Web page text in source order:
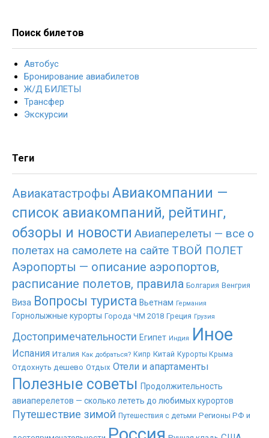
Поиск билетов
Автобус
Бронирование авиабилетов
Ж/Д БИЛЕТЫ
Трансфер
Экскурсии
Теги
Авиакатастрофы Авиакомпании —
список авиакомпаний, рейтинг,
обзоры и новости Авиаперелеты — все о
полетах на самолете на сайте ТВОЙ ПОЛЕТ
Аэропорты — описание аэропортов,
расписание полетов, правила Болгария Венгрия
Виза Вопросы туриста Вьетнам Германия
Горнолыжные курорты Города ЧМ 2018 Греция Грузия
Достопримечательности Египет Индия Иное
Испания Италия Как добраться? Кипр Китай Курорты Крыма
Отдохнуть дешево Отдых Отели и апартаменты
Полезные советы Продолжительность
авиаперелетов — сколько лететь до любимых курортов
Путешествие зимой Путешествия с детьми Регионы РФ и